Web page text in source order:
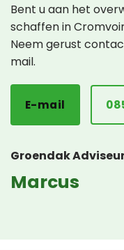
Bent u aan het
schaffen in
Neem gerust
mail.
E-mail
Groendak
Marcus